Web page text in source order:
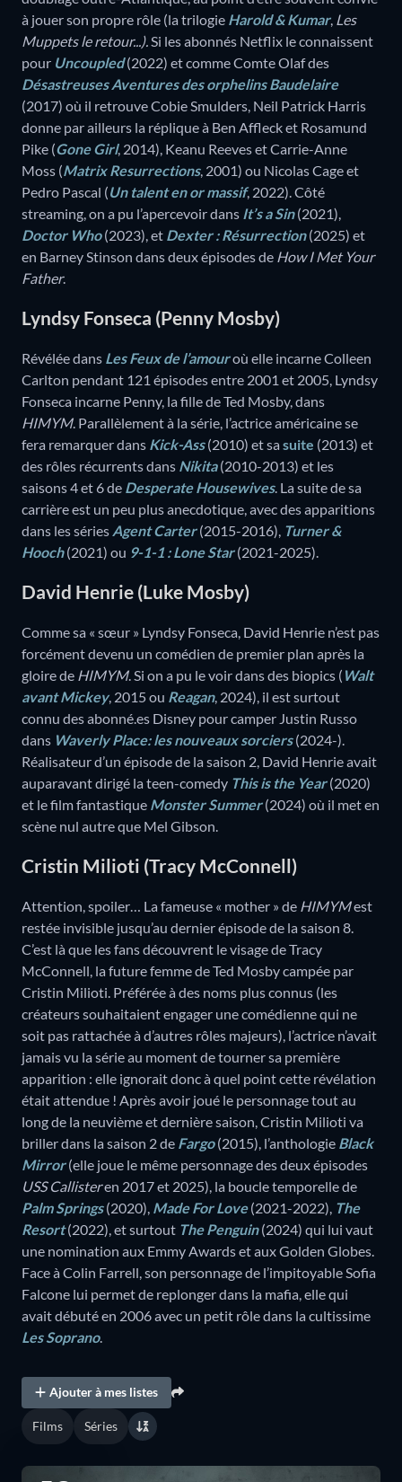
à jouer son propre rôle (la trilogie Harold & Kumar, Les
Muppets le retour...).Si les abonnés Netflix le connaissent
pour Uncoupled(2022) et comme Comte Olaf des
Désastreuses Aventures des orphelins Baudelaire
(2017) où il retrouve Cobie Smulders, Neil Patrick Harris
donne par ailleurs la réplique à Ben Affleck et Rosamund
Pike (Gone Girl, 2014), Keanu Reeves et Carrie-Anne
Moss (Matrix Resurrections, 2001) ou Nicolas Cage et
Pedro Pascal (Un talent en or massif, 2022). Côté
streaming, on a pu l’apercevoir dans It’s a Sin(2021),
Doctor Who(2023), et Dexter : Résurrection(2025) et
en Barney Stinson dans deux épisodes de How I Met Your
Father.
Lyndsy Fonseca (Penny Mosby)
Révélée dans Les Feux de l’amouroù elle incarne Colleen
Carlton pendant 121 épisodes entre 2001 et 2005, Lyndsy
Fonseca incarne Penny, la fille de Ted Mosby, dans
HIMYM. Parallèlement à la série, l’actrice américaine se
fera remarquer dans Kick-Ass(2010) et sa suite (2013) et
des rôles récurrents dans Nikita(2010-2013) et les
saisons 4 et 6 de Desperate Housewives. La suite de sa
carrière est un peu plus anecdotique, avec des apparitions
dans les séries Agent Carter(2015-2016), Turner &
Hooch(2021) ou 9-1-1 : Lone Star(2021-2025).
David Henrie (Luke Mosby)
Comme sa « sœur » Lyndsy Fonseca, David Henrie n’est pas
forcément devenu un comédien de premier plan après la
gloire de HIMYM. Si on a pu le voir dans des biopics ( Walt
avant Mickey, 2015 ou Reagan, 2024), il est surtout
connu des abonné.es Disney pour camper Justin Russo
dans Waverly Place: les nouveaux sorciers(2024-).
Réalisateur d’un épisode de la saison 2, David Henrie avait
auparavant dirigé la teen-comedy This is the Year(2020)
et le film fantastique Monster Summer(2024) où il met en
scène nul autre que Mel Gibson.
Cristin Milioti (Tracy McConnell)
Attention, spoiler… La fameuse « mother » de HIMYMest
restée invisible jusqu’au dernier épisode de la saison 8.
C’est là que les fans découvrent le visage de Tracy
McConnell, la future femme de Ted Mosby campée par
Cristin Milioti. Préférée à des noms plus connus (les
créateurs souhaitaient engager une comédienne qui ne
soit pas rattachée à d’autres rôles majeurs), l’actrice n’avait
jamais vu la série au moment de tourner sa première
apparition : elle ignorait donc à quel point cette révélation
était attendue ! Après avoir joué le personnage tout au
long de la neuvième et dernière saison, Cristin Milioti va
briller dans la saison 2 de Fargo(2015), l’anthologie Black
Mirror(elle joue le même personnage des deux épisodes
USS Callisteren 2017 et 2025), la boucle temporelle de
Palm Springs(2020), Made For Love(2021-2022), The
Resort(2022), et surtout The Penguin(2024) qui lui vaut
une nomination aux Emmy Awards et aux Golden Globes.
Face à Colin Farrell, son personnage de l’impitoyable Sofia
Falcone lui permet de replonger dans la mafia, elle qui
avait débuté en 2006 avec un petit rôle dans la cultissime
Les Soprano.
Ajouter à mes listes
Films Séries